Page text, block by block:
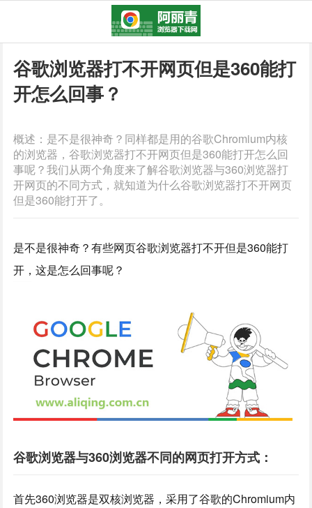
谷歌浏览器打不开网页但是360能打
开怎么回事？
概述：是不是很神奇？同样都是用的谷歌Chromium内核
的浏览器，谷歌浏览器打不开网页但是360能打开怎么回
事呢？我们从两个角度来了解谷歌浏览器与360浏览器打
开网页的不同方式，就知道为什么谷歌浏览器打不开网页
但是360能打开了。
是不是很神奇？有些网页谷歌浏览器打不开但是360能打
开，这是怎么回事呢？
谷歌浏览器与360浏览器不同的网页打开方式：
首先360浏览器是双核浏览器，采用了谷歌的Chromium内